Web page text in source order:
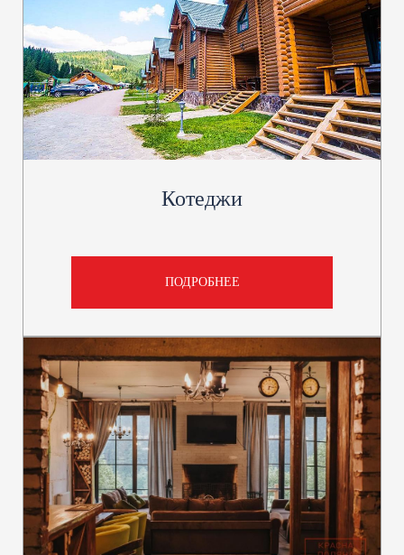
Котеджи
ПОДРОБНЕЕ